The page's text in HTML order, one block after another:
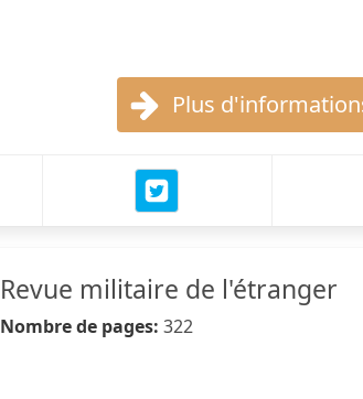
Plus
Revue militaire de l'étranger
Nombre de pages: 322